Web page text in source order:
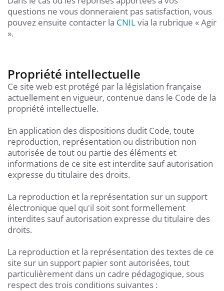
questions ne vous donneraient pas satisfaction, vous
pouvez ensuite contacter la CNILvia la rubrique « Agir
».
Propriété intellectuelle
Ce site web est protégé par la législation française
actuellement en vigueur, contenue dans le Code de la
propriété intellectuelle.
En application des dispositions dudit Code, toute
reproduction, représentation ou distribution non
autorisée de tout ou partie des éléments et
informations de ce site est interdite sauf autorisation
expresse du titulaire des droits.
La reproduction et la représentation sur un support
électronique quel qu'il soit sont formellement
interdites sauf autorisation expresse du titulaire des
droits.
La reproduction et la représentation des textes de ce
site sur un support papier sont autorisées, tout
particulièrement dans un cadre pédagogique, sous
respect des trois conditions suivantes :